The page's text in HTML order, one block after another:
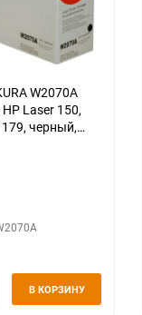
W2070A
Laser 150,
В КОРЗИНУ